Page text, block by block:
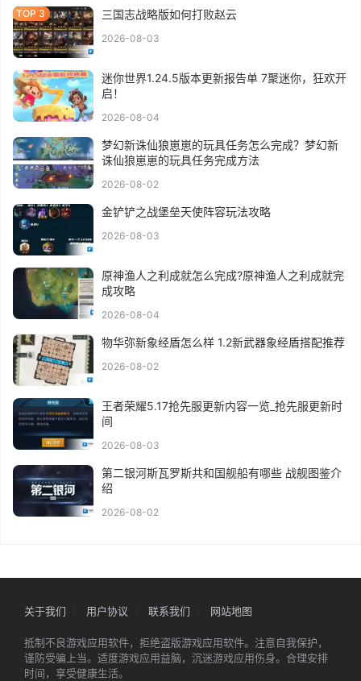
三国志战略版如何打败赵云
2026-08-03
迷你世界1.24.5版本更新报告单 7聚迷你，狂欢开
启！
2026-08-04
梦幻新诛仙狼崽崽的玩具任务怎么完成？梦幻新
诛仙狼崽崽的玩具任务完成方法
2026-08-02
金铲铲之战堡垒天使阵容玩法攻略
2026-08-03
原神渔人之利成就怎么完成?原神渔人之利成就完
成攻略
2026-08-04
物华弥新象经盾怎么样 1.2新武器象经盾搭配推荐
2026-08-02
王者荣耀5.17抢先服更新内容一览_抢先服更新时
间
2026-08-03
第二银河斯瓦罗斯共和国舰船有哪些 战舰图鉴介
绍
2026-08-02
关于我们 用户协议 联系我们 网站地图
抵制不良游戏应用软件，拒绝盗版游戏应用软件。注意自我保护，
谨防受骗上当。适度游戏应用益脑，沉迷游戏应用伤身。合理安排
时间，享受健康生活。